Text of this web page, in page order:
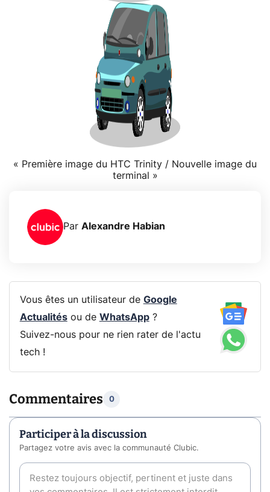
« Première image du HTC Trinity / Nouvelle image du
terminal »
Par Alexandre Habian
Vous êtes un utilisateur de Google
Actualitésou de WhatsApp?
Suivez-nous pour ne rien rater de l'actu
tech !
Commentaires 0
Participer à la discussion
Partagez votre avis avec la communauté Clubic.